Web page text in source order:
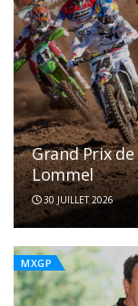
Grand Prix
Lommel
30 JUILLET 2026
MXGP